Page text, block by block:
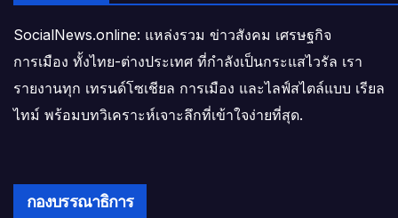
SocialNews.online: แหล่งรวม ข่าวสังคม เศรษฐกิจ
การเมือง ทั้งไทย-ต่างประเทศ ที่กำลังเป็นกระแสไวรัล เรา
รายงานทุก เทรนด์โซเชียล การเมือง และไลฟ์สไตล์แบบ เรียล
ไทม์ พร้อมบทวิเคราะห์เจาะลึกที่เข้าใจง่ายที่สุด.
กองบรรณาธิการ